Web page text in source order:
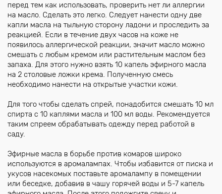
перед тем как использовать, проверить нет ли аллергии
на масло. Сделать это легко. Следует нанести одну две
капли масла на тыльную сторону ладони и проследить за
реакцией. Если в течение двух часов на коже не
появилось аллергической реакции, значит масло можно
смешать с любым кремом или растительным маслом без
запаха. Для этого нужно взять 10 капель эфирного масла
на 2 столовые ложки крема. Полученную смесь
необходимо нанести на открытые участки кожи.
Для того чтобы сделать спрей, понадобится смешать 10 мл
спирта с 10 каплями масла и 100 мл воды. Рекомендуется
таким спреем обрабатывать одежду перед работой в
саду.
Эфирные масла в борьбе против комаров широко
используются в аромалампах. Чтобы избавится от писка и
укусов насекомых поставьте аромалампу в помещении
или беседке, добавив в чашу горячей воды и 5-7 капель